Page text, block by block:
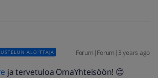
ALOITTAJA Forum|Forum|3 years ago
ja tervetuloa OmaYhteisöön! 😊